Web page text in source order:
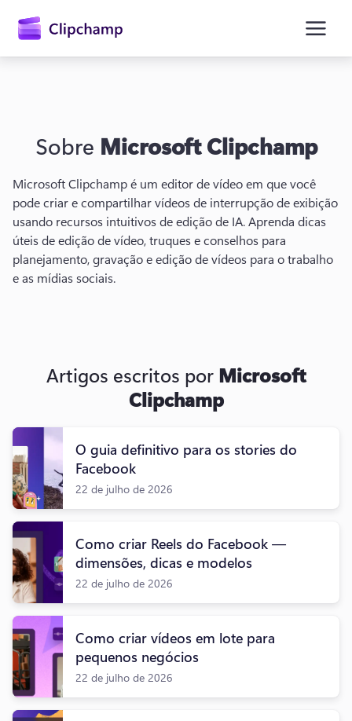
conteúdo
principal
Entrar
Experimentar gratuitamente
Sobre Microsoft Clipchamp
Microsoft Clipchamp é um editor de vídeo em que você
pode criar e compartilhar vídeos de interrupção de exibição
usando recursos intuitivos de edição de IA. Aprenda dicas
úteis de edição de vídeo, truques e conselhos para
planejamento, gravação e edição de vídeos para o trabalho
e as mídias sociais.
Artigos escritos por Microsoft
Clipchamp
O guia definitivo para os stories do
Facebook
22 de julho de 2026
Como criar Reels do Facebook —
dimensões, dicas e modelos
22 de julho de 2026
Como criar vídeos em lote para
pequenos negócios
22 de julho de 2026